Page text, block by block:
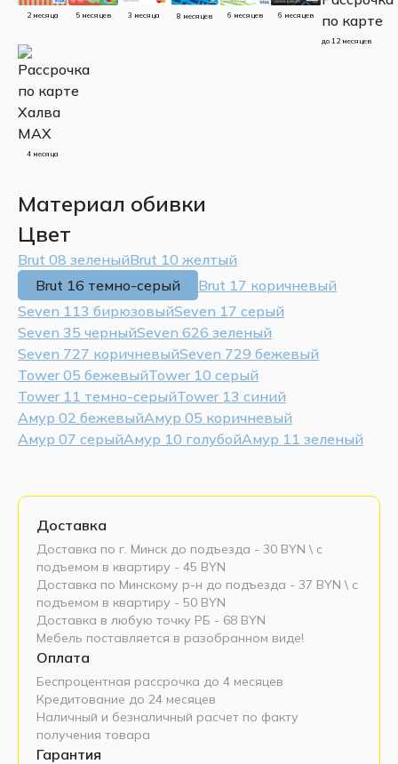
2 месяца 5 месяцев 3 месяца 8 месяцев 6 месяцев 6 месяцев
до 12 месяцев
4 месяца
Материал обивки
Цвет
Brut 08 зеленыйBrut 10 желтый
Brut 16 темно-серый
Brut 17 коричневый
Seven 113 бирюзовыйSeven 17 серый
Seven 35 черныйSeven 626 зеленый
Seven 727 коричневыйSeven 729 бежевый
Tower 05 бежевыйTower 10 серый
Tower 11 темно-серыйTower 13 синий
Амур 02 бежевыйАмур 05 коричневый
Амур 07 серыйАмур 10 голубойАмур 11 зеленый
Доставка
Доставка по г. Минск до подъезда - 30 BYN \ c
подъемом в квартиру - 45 BYN
Доставка по Минскому р-н до подъезда - 37 BYN \ c
подъемом в квартиру - 50 BYN
Доставка в любую точку РБ - 68 BYN
Мебель поставляется в разобранном виде!
Оплата
Беспроцентная рассрочка до 4 месяцев
Кредитование до 24 месяцев
Наличный и безналичный расчет по факту
получения товара
Гарантия